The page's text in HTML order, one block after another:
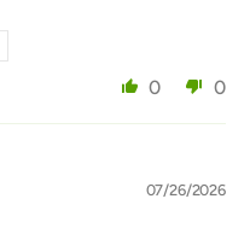
0 0
07/26/2026